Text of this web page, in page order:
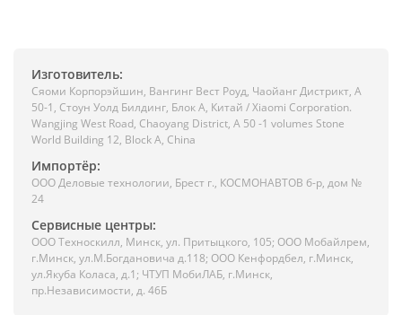
Изготовитель:
Сяоми Корпорэйшин, Вангинг Вест Роуд, Чаойанг Дистрикт, А
50-1, Стоун Уолд Билдинг, Блок А, Китай / Xiaomi Corporation.
Wangjing West Road, Chaoyang District, A 50 -1 volumes Stone
World Building 12, Block A, China
Импортёр:
ООО Деловые технологии, Брест г., КОСМОНАВТОВ б-р, дом №
24
Сервисные центры:
ООО Техноскилл, Минск, ул. Притыцкого, 105; ООО Мобайлрем,
г.Минск, ул.М.Богдановича д.118; ООО Кенфордбел, г.Минск,
ул.Якуба Коласа, д.1; ЧТУП МобиЛАБ, г.Минск,
пр.Независимости, д. 46Б